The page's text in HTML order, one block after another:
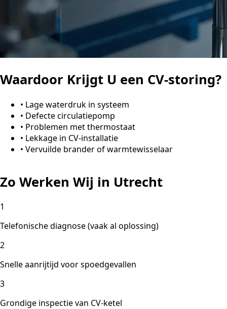
Waardoor Krijgt U een CV-storing?
• Lage waterdruk in systeem
• Defecte circulatiepomp
• Problemen met thermostaat
• Lekkage in CV-installatie
• Vervuilde brander of warmtewisselaar
Zo Werken Wij in Utrecht
1
Telefonische diagnose (vaak al oplossing)
2
Snelle aanrijtijd voor spoedgevallen
3
Grondige inspectie van CV-ketel